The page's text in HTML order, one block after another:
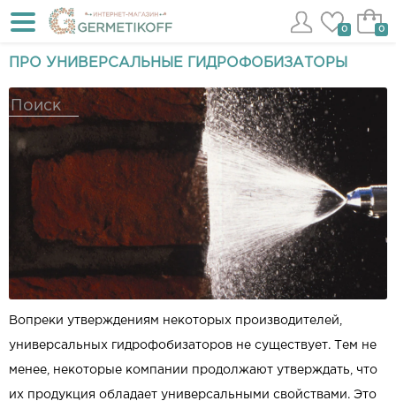
0 0
ПРО УНИВЕРСАЛЬНЫЕ ГИДРОФОБИЗАТОРЫ
Вопреки утверждениям некоторых производителей,
универсальных гидрофобизаторов не существует. Тем не
менее, некоторые компании продолжают утверждать, что
их продукция обладает универсальными свойствами. Это